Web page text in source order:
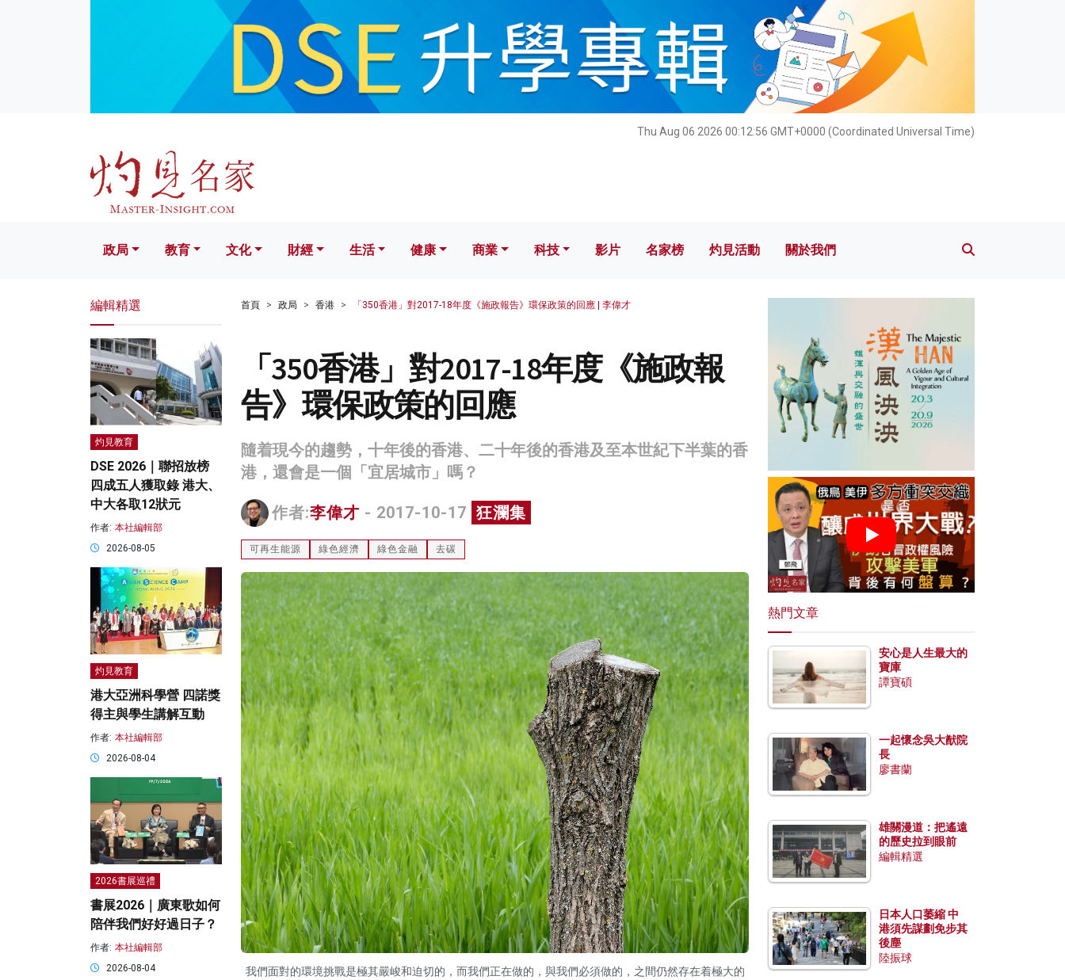
Thu Aug 06 2026 00:12:57 GMT+0000 (Coordinated Universal Time)
文化 財經 生活 健康 科技 影片 名家榜 灼見活動 關於我們
政局 教育 文化 財經 生活 健康 商業 科技 影片 名家榜 灼見活動 關於我們
首頁 政局 香港 「350香港」對2017-18年度《施政報告》環保政策的回應 | 李偉才
「350香港」對2017-18年度《施政報
告》環保政策的回應
隨着現今的趨勢，十年後的香港、二十年後的香港及至本世紀下半葉的香
港，還會是一個「宜居城市」嗎？
作者:李偉才 - 2017-10-17 狂瀾集
可再生能源 綠色經濟 綠色金融 去碳
我們面對的環境挑戰是極其嚴峻和迫切的，而我們正在做的，與我們必須做的，之間仍然存在着極大的
編輯精選
灼見教育
DSE 2026｜聯招放榜
四成五人獲取錄 港大、
中大各取12狀元
作者: 本社編輯部
2026-08-05
灼見教育
港大亞洲科學營 四諾獎
得主與學生講解互動
作者: 本社編輯部
2026-08-04
2026書展巡禮
書展2026｜廣東歌如何
陪伴我們好好過日子？
作者: 本社編輯部
2026-08-04
熱門文章
安心是人生最大的
寶庫
譚寶碩
一起懷念吳大猷院
長
廖書蘭
雄關漫道：把遙遠
的歷史拉到眼前
編輯精選
日本人口萎縮 中
港須先謀劃免步其
後塵
陸振球